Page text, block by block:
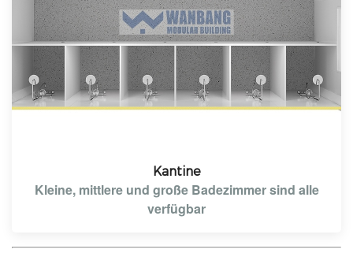
Kantine
Kleine, mittlere und große Badezimmer sind alle
verfügbar